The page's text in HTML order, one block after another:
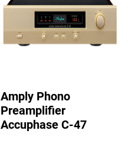
Amply Phono
Preamplifier
Accuphase C-47